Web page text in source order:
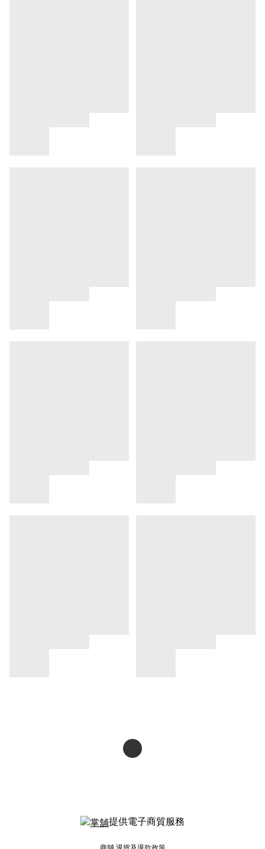
提供電子商貿服務